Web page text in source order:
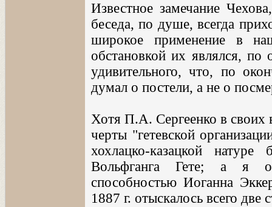
Известное замечание
беседа, по душе, всегда
широкое применение в
обстановкой их являлся, по
удивительного, что, по
думал о постели, а не о
Хотя П.А. Сергеенко в своих
черты "гетевской
хохлацко-казацкой
Вольфганга Гете; а я
способностью Иоганна
1887 г. отыскалось всего две